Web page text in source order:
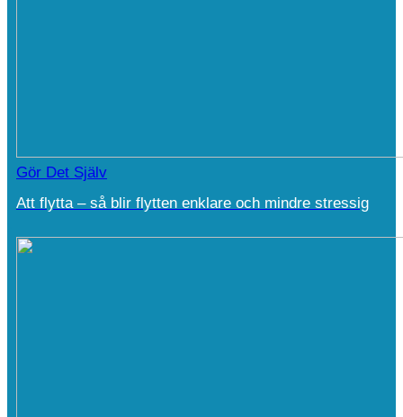
Gör Det Själv
Att flytta – så blir flytten enklare och mindre stressig